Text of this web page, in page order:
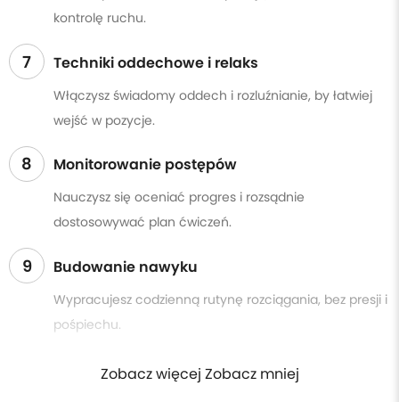
kontrolę ruchu.
7 Techniki oddechowe i relaks
Włączysz świadomy oddech i rozluźnianie, by łatwiej
wejść w pozycje.
8 Monitorowanie postępów
Nauczysz się oceniać progres i rozsądnie
dostosowywać plan ćwiczeń.
9 Budowanie nawyku
Wypracujesz codzienną rutynę rozciągania, bez presji i
pośpiechu.
Zobacz więcej Zobacz mniej